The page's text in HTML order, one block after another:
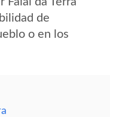
de
o en los